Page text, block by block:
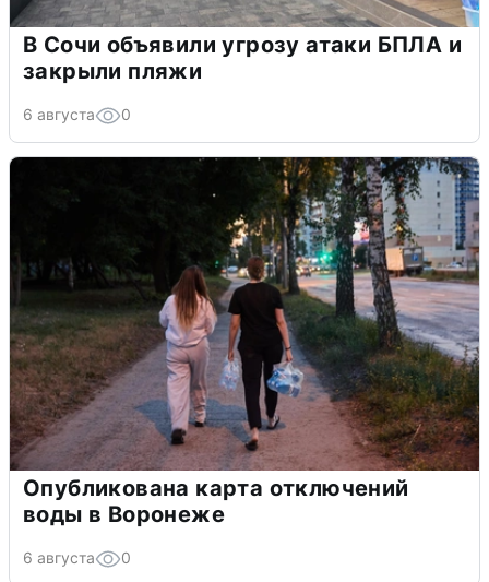
В Сочи объявили угрозу атаки БПЛА и
закрыли пляжи
6 августа 0
Опубликована карта отключений
воды в Воронеже
6 августа 0